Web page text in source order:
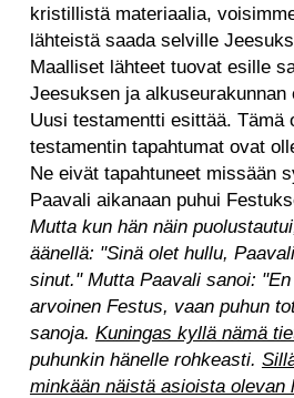
kristillistä materiaalia,
lähteistä saada selville
Maalliset lähteet tuovat esille
Jeesuksen ja
Uusi testamentti esittää. Tämä
testamentin tapahtumat ovat
Ne eivät tapahtuneet missään
Paavali aikanaan puhui
Mutta kun hän näin
äänellä: "Sinä olet hullu,
sinut." Mutta Paavali sanoi:
arvoinen Festus, vaan puhun
sanoja. Kuningas kyllä nämä
puhunkin hänelle rohkeasti.
minkään näistä asioista olevan